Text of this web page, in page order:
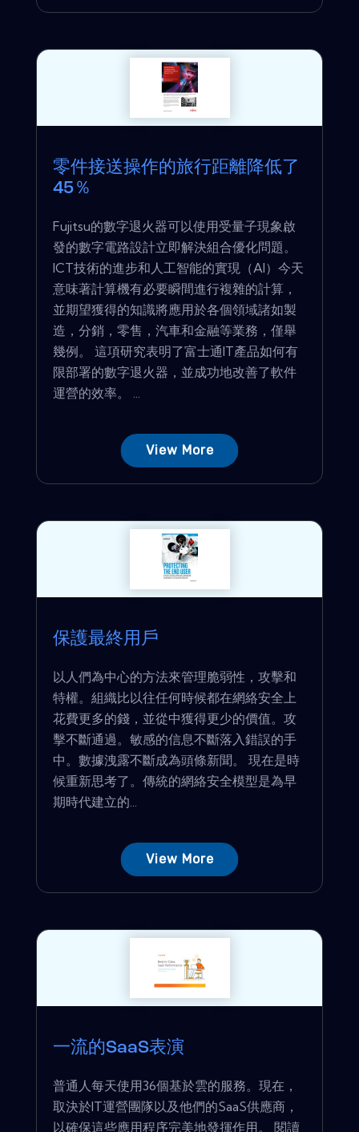
零件接送操作的旅行距離降低了
45％
Fujitsu的數字退火器可以使用受量子現象啟
發的數字電路設計立即解決組合優化問題。
ICT技術的進步和人工智能的實現（AI）今天
意味著計算機有必要瞬間進行複雜的計算，
並期望獲得的知識將應用於各個領域諸如製
造，分銷，零售，汽車和金融等業務，僅舉
幾例。 這項研究表明了富士通IT產品如何有
限部署的數字退火器，並成功地改善了軟件
運營的效率。 ...
View More
保護最終用戶
以人們為中心的方法來管理脆弱性，攻擊和
特權。組織比以往任何時候都在網絡安全上
花費更多的錢，並從中獲得更少的價值。攻
擊不斷通過。敏感的信息不斷落入錯誤的手
中。數據洩露不斷成為頭條新聞。 現在是時
候重新思考了。傳統的網絡安全模型是為早
期時代建立的...
View More
一流的SaaS表演
普通人每天使用36個基於雲的服務。現在，
取決於IT運營團隊以及他們的SaaS供應商，
以確保這些應用程序完美地發揮作用。 閱讀